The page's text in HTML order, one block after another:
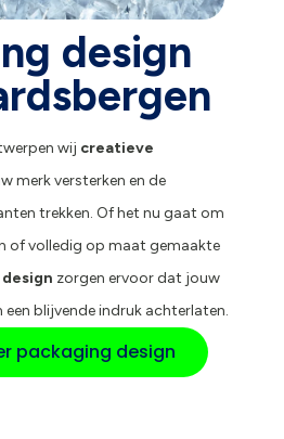
design
wij creatieve
merk versterken en de
trekken. Of het nu gaat om
of volledig op maat gemaakte
zorgen ervoor dat jouw
blijvende indruk achterlaten.
packaging design